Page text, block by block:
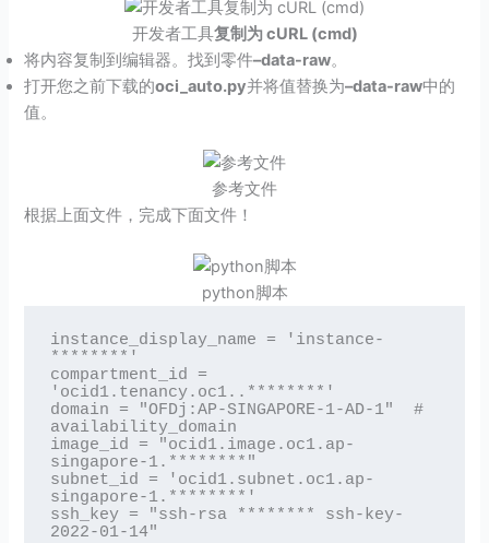
开发者工具复制为 cURL (cmd)
将内容复制到编辑器。找到零件–data-raw。
打开您之前下载的oci_auto.py并将值替换为–data-raw中的
值。
参考文件
根据上面文件，完成下面文件！
python脚本
instance_display_name = 'instance-
********'
compartment_id =
'ocid1.tenancy.oc1..********'
domain = "OFDj:AP-SINGAPORE-1-AD-1"  #
availability_domain
image_id = "ocid1.image.oc1.ap-
singapore-1.********"
subnet_id = 'ocid1.subnet.oc1.ap-
singapore-1.********'
ssh_key = "ssh-rsa ******** ssh-key-
2022-01-14"